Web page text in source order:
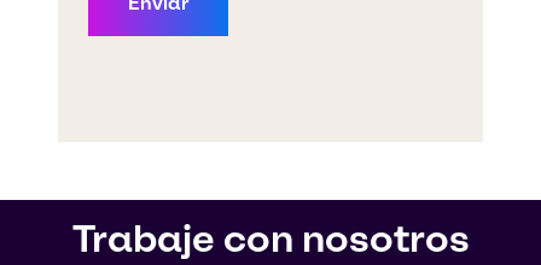
Trabaje con nosotros